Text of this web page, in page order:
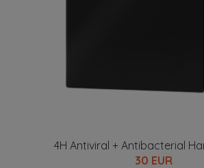
4H Antiviral + Antibacterial
30 EUR